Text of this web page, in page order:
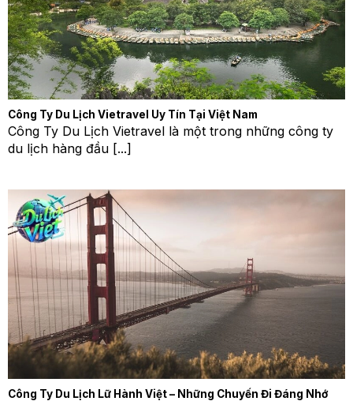
Công Ty Du Lịch Vietravel Uy Tín Tại Việt Nam
Công Ty Du Lịch Vietravel là một trong những công ty
du lịch hàng đầu [...]
Công Ty Du Lịch Lữ Hành Việt – Những Chuyến Đi Đáng Nhớ